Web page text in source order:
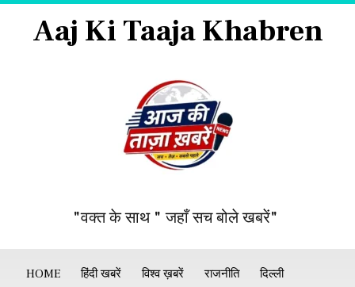
Aaj Ki Taaja Khabren
"वक्त के साथ " जहाँ सच बोले खबरें"
HOME हिंदी खबरें विश्व ख़बरें राजनीति दिल्ली